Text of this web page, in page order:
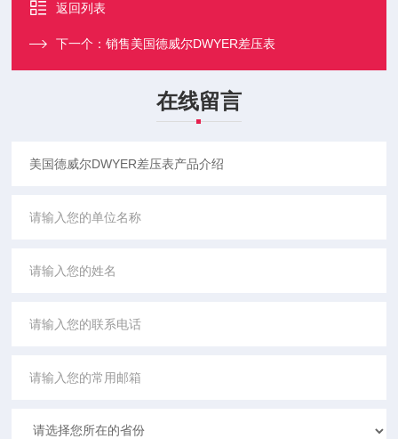
返回列表
下一个：销售美国德威尔DWYER差压表
在线留言